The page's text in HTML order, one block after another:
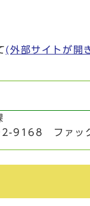
(外部サイトが開
9168 ファ